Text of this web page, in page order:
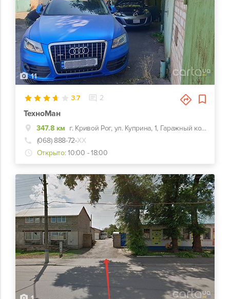
11
3.7 2
ТехноМан
347.8 км
г. Кривой Рог, ул. Куприна, 1, Гаражный кооператив Автомибилист
(068) 888-72-ХХ
Открыто: 10:00 - 18:00